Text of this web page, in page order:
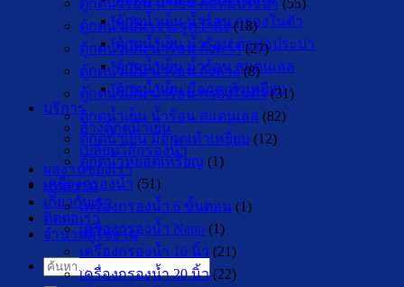
ตู้กดน้ำเย็น น้ำร้อน กรองในตัว
ตู้กดน้ำเย็น น้ำร้อน ต่อท่อประปา
ตู้กดน้ำเย็น น้ำร้อน สแตนเลส
ตู้กดน้ำเย็น มือกดเท้าเหยียบ
บริการ
ล้างตู้กดน้ำเย็น
เปลี่ยนไส้กรองน้ำ
ผลงานของเรา
บทความ
เกี่ยวกับเรา
ติดต่อเรา
จำนวนผู้ใช้งาน
ค้นหา:
ตู้กดน้ำร้อน น้ำเย็น ต่อท่อประปา (55)
ตู้กดน้ำเย็น เจาะรูคว่ำถัง (18)
ตู้กดน้ำเย็น น้ำร้อน ถังคว่ำ (27)
ตู้กดน้ำเย็น น้ำร้อน ถังล่าง (8)
ตู้กดน้ำเย็น น้ำร้อน กรองในตัว (31)
ตู้กดน้ำเย็น น้ำร้อน สแตนเลส (82)
ตู้กดน้ำเย็น มือกดเท้าเหยียบ (12)
ตู้กดน้ำหยอดเหรียญ (1)
เครื่องกรองน้ำ (51)
เครื่องกรองน้ำ 6 ขั้นตอน (1)
เครื่องกรองน้ำ Nano (1)
เครื่องกรองน้ำ 10 นิ้ว (21)
เครื่องกรองน้ำ 20 นิ้ว (22)